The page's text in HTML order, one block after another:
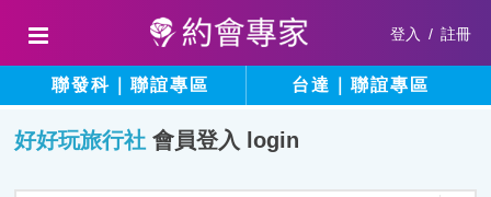
登入 / 註冊
聯發科｜聯誼專區 台達｜聯誼專區
好好玩旅行社 會員登入 login